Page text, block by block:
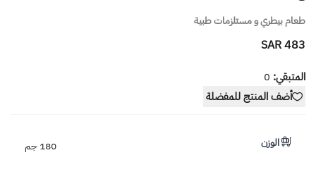
طعام بيطري و مستلزمات طبية
483 SAR
المتبقي: 0
أضف المنتج للمفضلة
الوزن 180 جم